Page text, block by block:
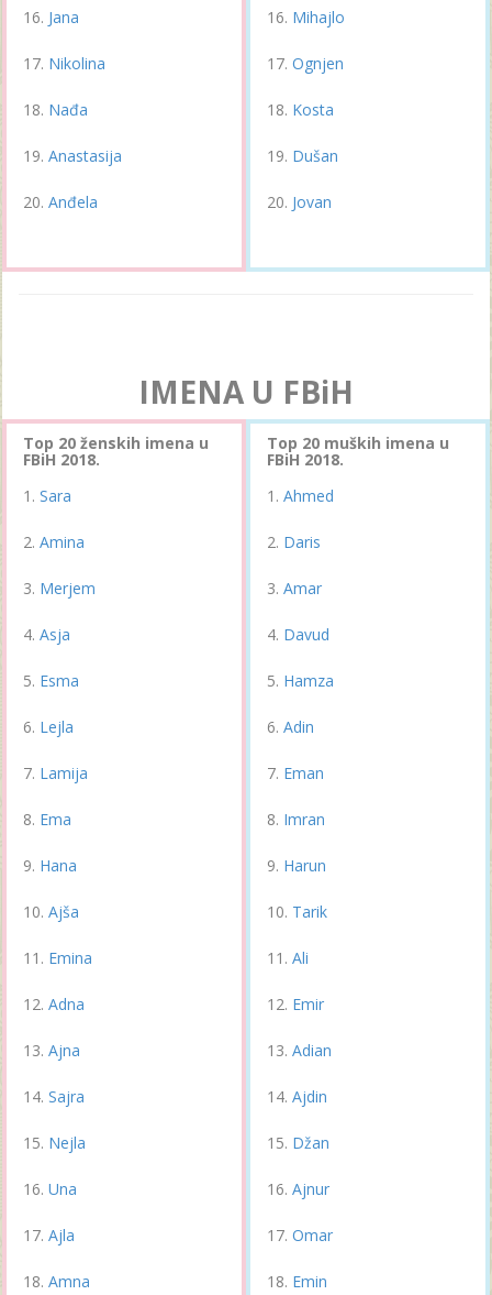
Jana
Nikolina
Nađa
Anastasija
Anđela
Mihajlo
Ognjen
Kosta
Dušan
Jovan
IMENA U FBiH
Top 20 ženskih imena u
FBiH 2018.
Sara
Amina
Merjem
Asja
Esma
Lejla
Lamija
Ema
Hana
Ajša
Emina
Adna
Ajna
Sajra
Nejla
Una
Ajla
Amna
Top 20 muških imena u
FBiH 2018.
Ahmed
Daris
Amar
Davud
Hamza
Adin
Eman
Imran
Harun
Tarik
Ali
Emir
Adian
Ajdin
Džan
Ajnur
Omar
Emin